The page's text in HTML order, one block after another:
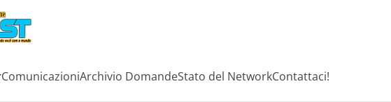
ComunicazioniArchivio DomandeStato del NetworkContattaci!